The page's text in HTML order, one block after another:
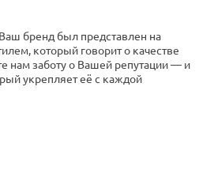
бренд был представлен на
который говорит о качестве
нам заботу о Вашей репутации — и
укрепляет её с каждой